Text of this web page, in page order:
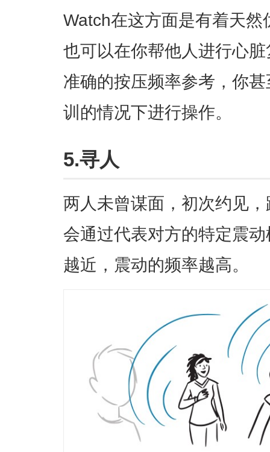
Watch在这方面是有着天
也可以在你帮他人进行心
准确的按压频率参考，你
训的情况下进行操作。
5.寻人
两人未曾谋面，初次约见
会通过代表对方的特定震
越近，震动的频率越高。